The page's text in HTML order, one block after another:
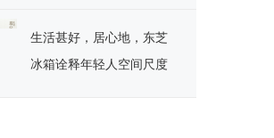
生活甚好，居心地，东芝
冰箱诠释年轻人空间尺度